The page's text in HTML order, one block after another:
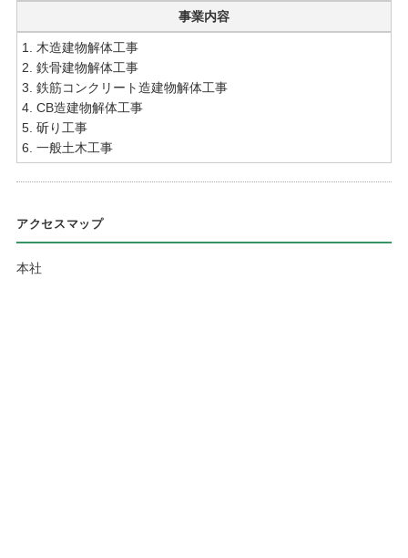
事業内容
1. 木造建物解体工事
2. 鉄骨建物解体工事
3. 鉄筋コンクリート造建物解体工事
4. CB造建物解体工事
5. 斫り工事
6. 一般土木工事
アクセスマップ
本社